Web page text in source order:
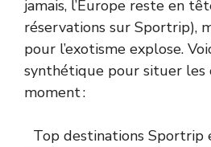
jamais, l’Europe reste en
réservations sur Sportrip),
pour l’exotisme explose.
synthétique pour situer les
moment :
Top destinations